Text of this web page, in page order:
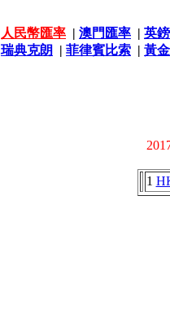
人民幣匯率 | 澳門匯率 | 英
瑞典克朗 | 菲律賓比索 | 黃
1